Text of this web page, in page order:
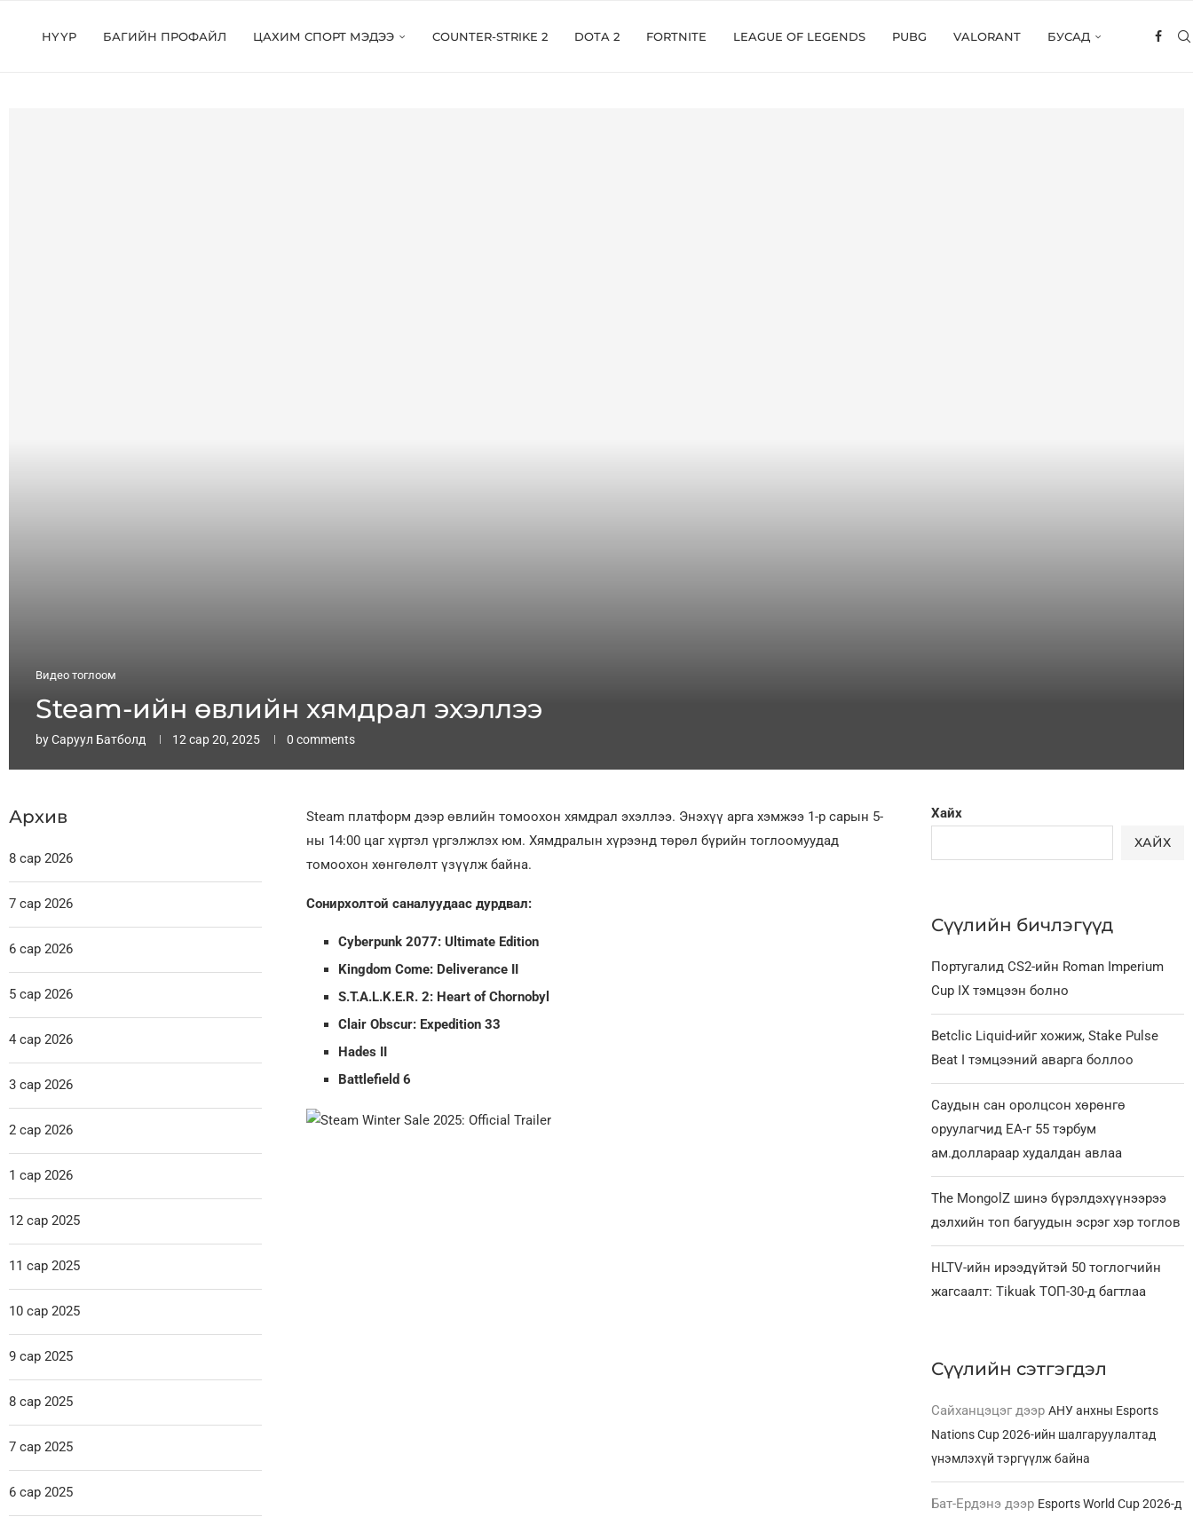
НҮҮР БАГИЙН ПРОФАЙЛ ЦАХИМ СПОРТ МЭДЭЭ COUNTER-STRIKE 2 DOTA 2 FORTNITE LEAGUE OF LEGENDS PUBG VALORANT БУСАД
Видео тоглоом
Steam-ийн өвлийн хямдрал эхэллээ
byСаруул Батболд 12 сар 20, 2025 0 comments
Steam платформ дээр өвлийн томоохон хямдрал эхэллээ. Энэхүү арга хэмжээ 1-р сарын 5-
ны 14:00 цаг хүртэл үргэлжлэх юм. Хямдралын хүрээнд төрөл бүрийн тоглоомуудад
томоохон хөнгөлөлт үзүүлж байна.
Сонирхолтой саналуудаас дурдвал:
Cyberpunk 2077: Ultimate Edition
Kingdom Come: Deliverance II
S.T.A.L.K.E.R. 2: Heart of Chornobyl
Clair Obscur: Expedition 33
Hades II
Battlefield 6
Хайх
ХАЙХ
Сүүлийн бичлэгүүд
Португалид CS2-ийн Roman Imperium
Cup IX тэмцээн болно
Betclic Liquid-ийг хожиж, Stake Pulse
Beat I тэмцээний аварга боллоо
Саудын сан оролцсон хөрөнгө
оруулагчид EA-г 55 тэрбум
ам.доллараар худалдан авлаа
The MongolZ шинэ бүрэлдэхүүнээрээ
дэлхийн топ багуудын эсрэг хэр тоглов
HLTV-ийн ирээдүйтэй 50 тоглогчийн
жагсаалт: Tikuak ТОП-30-д багтлаа
Сүүлийн сэтгэгдэл
Сайханцэцэг дээрАНУ анхны Esports
Nations Cup 2026-ийн шалгаруулалтад
үнэмлэхүй тэргүүлж байна
Бат-Ердэнэ дээр Esports World Cup 2026-д
Архив
8 сар 2026
7 сар 2026
6 сар 2026
5 сар 2026
4 сар 2026
3 сар 2026
2 сар 2026
1 сар 2026
12 сар 2025
11 сар 2025
10 сар 2025
9 сар 2025
8 сар 2025
7 сар 2025
6 сар 2025